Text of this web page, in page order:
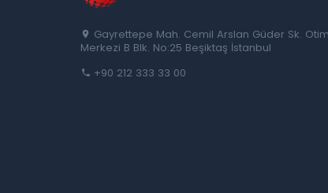
Gayrettepe Mah. Cemil Arslan Güder Sk.
Merkezi B Blk. No:25 Beşiktaş İstanbul
+90 212 333 33 00